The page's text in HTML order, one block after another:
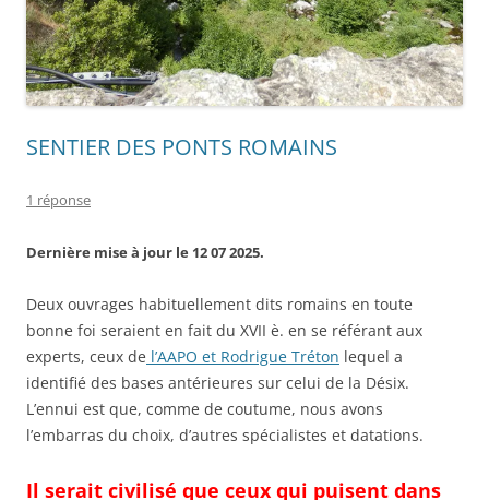
SENTIER DES PONTS ROMAINS
1 réponse
Dernière mise à jour le 12 07 2025.
Deux ouvrages habituellement dits romains en toute
bonne foi seraient en fait du XVII è. en se référant aux
experts, ceux de l’AAPO et Rodrigue Tréton lequel a
identifié des bases antérieures sur celui de la Désix.
L’ennui est que, comme de coutume, nous avons
l’embarras du choix, d’autres spécialistes et datations.
Il serait civilisé que ceux qui puisent dans